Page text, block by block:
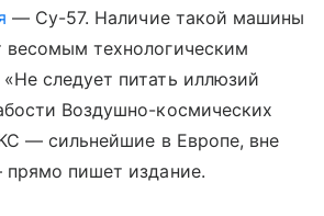
— Су-57. Наличие такой машины
весомым технологическим
следует питать иллюзий
Воздушно-космических
— сильнейшие в Европе, вне
пишет издание.